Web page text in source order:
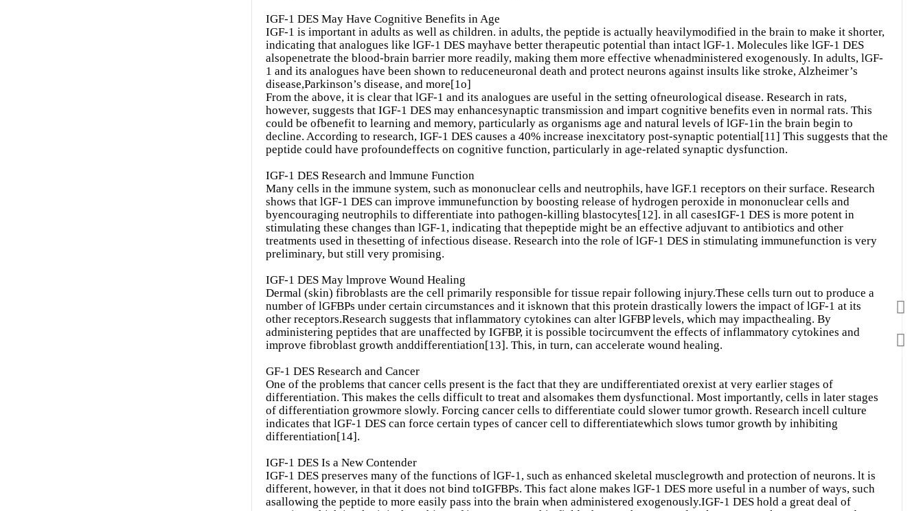
IGF-1 DES May Have Cognitive Benefits in Age
IGF-1 is important in adults as well as children. in adults, the peptide is actually heavilymodified in the brain to make it shorter,
indicating that analogues like lGF-1 DES mayhave better therapeutic potential than intact lGF-1. Molecules like lGF-1 DES
alsopenetrate the blood-brain barrier more readily, making them more effective whenadministered exogenously. In adults, lGF-
1 and its analogues have been shown to reduceneuronal death and protect neurons against insults like stroke, Alzheimer’s
disease,Parkinson’s disease, and more[1o]
From the above, it is clear that lGF-1 and its analogues are useful in the setting ofneurological disease. Research in rats,
however, suggests that IGF-1 DES may enhancesynaptic transmission and impart cognitive benefits even in normal rats. This
could be ofbenefit to learning and memory, particularly as organisms age and natural levels of lGF-1in the brain begin to
decline. According to research, IGF-1 DES causes a 40% increase inexcitatory post-synaptic potential[11] This suggests that the
peptide could have profoundeffects on cognitive function, particularly in age-related synaptic dysfunction.
IGF-1 DES Research and lmmune Function
Many cells in the immune system, such as mononuclear cells and neutrophils, have lGF.1 receptors on their surface. Research
shows that lGF-1 DES can improve immunefunction by boosting release of hydrogen peroxide in mononuclear cells and
byencouraging neutrophils to differentiate into pathogen-killing blastocytes[12]. in all casesIGF-1 DES is more potent in
stimulating these changes than lGF-1, indicating that thepeptide might be an effective adjuvant to antibiotics and other
treatments used in thesetting of infectious disease. Research into the role of lGF-1 DES in stimulating immunefunction is very
preliminary, but still very promising.
IGF-1 DES May lmprove Wound Healing
Dermal (skin) fibroblasts are the cell primarily responsible for tissue repair following injury.These cells turn out to produce a
number of lGFBPs under certain circumstances and it isknown that this protein drastically lowers the impact of lGF-1 at its
other receptors.Research suggests that inflammatory cytokines can alter lGFBP levels, which may impacthealing. By
administering peptides that are unaffected by IGFBP, it is possible tocircumvent the effects of inflammatory cytokines and
improve fibroblast growth anddifferentiation[13]. This, in turn, can accelerate wound healing.
GF-1 DES Research and Cancer
One of the problems that cancer cells present is the fact that they are undifferentiated orexist at very earlier stages of
differentiation. This makes the cells difficult to treat and alsomakes them dysfunctional. Most importantly, cells in later stages
of differentiation growmore slowly. Forcing cancer cells to differentiate could slower tumor growth. Research incell culture
indicates that lGF-1 DES can force certain types of cancer cell to differentiatewhich slows tumor growth by inhibiting
differentiation[14].
IGF-1 DES Is a New Contender
IGF-1 DES preserves many of the functions of lGF-1, such as enhanced skeletal musclegrowth and protection of neurons. lt is
different, however, in that it does not bind toIGFBPs. This fact alone makes lGF-1 DES more useful in a number of ways, such
asallowing the peptide to more easily pass into the brain when administered exogenously.IGF-1 DES hold a great deal of